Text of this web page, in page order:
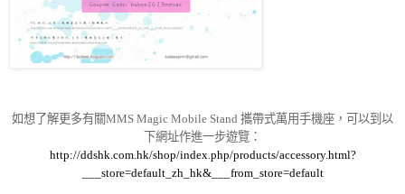
如想了解更多有關MMS Magic Mobile Stand 攜帶式萬用手機座，可以到以
下網址作進一步遊覽：
http://ddshk.com.hk/shop/index.php/products/accessory.html?
___store=default_zh_hk&___from_store=default